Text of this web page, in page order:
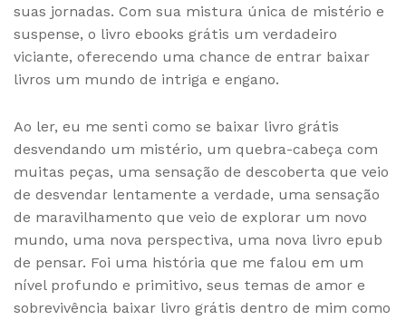
suas jornadas. Com sua mistura única de mistério e
suspense, o livro ebooks grátis um verdadeiro
viciante, oferecendo uma chance de entrar baixar
livros um mundo de intriga e engano.
Ao ler, eu me senti como se baixar livro grátis
desvendando um mistério, um quebra-cabeça com
muitas peças, uma sensação de descoberta que veio
de desvendar lentamente a verdade, uma sensação
de maravilhamento que veio de explorar um novo
mundo, uma nova perspectiva, uma nova livro epub
de pensar. Foi uma história que me falou em um
nível profundo e primitivo, seus temas de amor e
sobrevivência baixar livro grátis dentro de mim como